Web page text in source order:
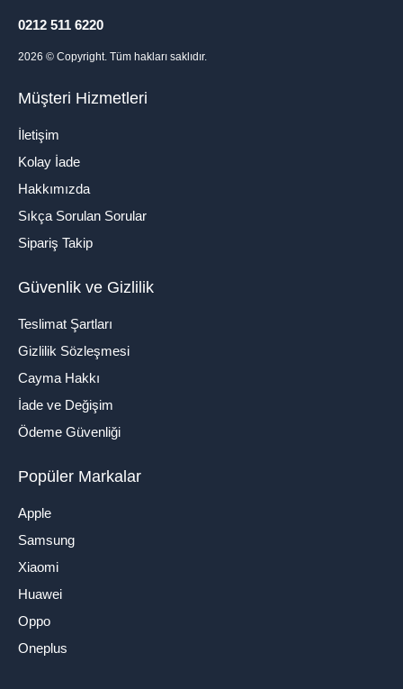
0212 511 6220
2026 © Copyright. Tüm hakları saklıdır.
Müşteri Hizmetleri
İletişim
Kolay İade
Hakkımızda
Sıkça Sorulan Sorular
Sipariş Takip
Güvenlik ve Gizlilik
Teslimat Şartları
Gizlilik Sözleşmesi
Cayma Hakkı
İade ve Değişim
Ödeme Güvenliği
Popüler Markalar
Apple
Samsung
Xiaomi
Huawei
Oppo
Oneplus